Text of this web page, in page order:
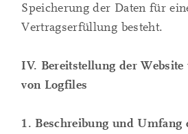
Speicherung der Daten für
Vertragserfüllung besteht.
IV. Bereitstellung der
von Logfiles
1. Beschreibung und Umfang